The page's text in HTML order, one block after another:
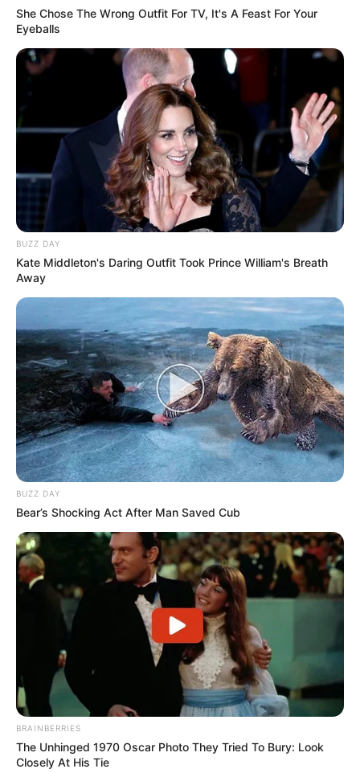
She Chose The Wrong Outfit For TV, It's A Feast For Your
Eyeballs
BUZZ DAY
Kate Middleton's Daring Outfit Took Prince William's Breath
Away
BUZZ DAY
Bear’s Shocking Act After Man Saved Cub
BRAINBERRIES
The Unhinged 1970 Oscar Photo They Tried To Bury: Look
Closely At His Tie